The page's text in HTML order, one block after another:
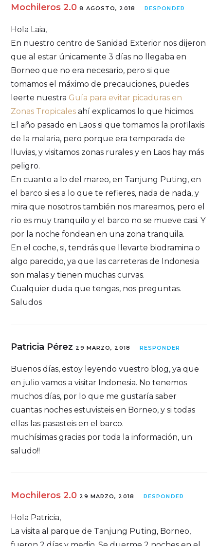
Mochileros 2.0 8 AGOSTO, 2018 RESPONDER
Hola Laia,
En nuestro centro de Sanidad Exterior nos dijeron
que al estar únicamente 3 días no llegaba en
Borneo que no era necesario, pero si que
tomamos el máximo de precauciones, puedes
leerte nuestra Guía para evitar picaduras en
Zonas Tropicales ahí explicamos lo que hicimos.
El año pasado en Laos si que tomamos la profilaxis
de la malaria, pero porque era temporada de
lluvias, y visitamos zonas rurales y en Laos hay más
peligro.
En cuanto a lo del mareo, en Tanjung Puting, en
el barco si es a lo que te refieres, nada de nada, y
mira que nosotros también nos mareamos, pero el
río es muy tranquilo y el barco no se mueve casi. Y
por la noche fondean en una zona tranquila.
En el coche, si, tendrás que llevarte biodramina o
algo parecido, ya que las carreteras de Indonesia
son malas y tienen muchas curvas.
Cualquier duda que tengas, nos preguntas.
Saludos
Patricia Pérez 29 MARZO, 2018 RESPONDER
Buenos días, estoy leyendo vuestro blog, ya que
en julio vamos a visitar Indonesia. No tenemos
muchos días, por lo que me gustaría saber
cuantas noches estuvisteis en Borneo, y si todas
ellas las pasasteis en el barco.
muchísimas gracias por toda la información, un
saludo!!
Mochileros 2.0 29 MARZO, 2018 RESPONDER
Hola Patricia,
La visita al parque de Tanjung Puting, Borneo,